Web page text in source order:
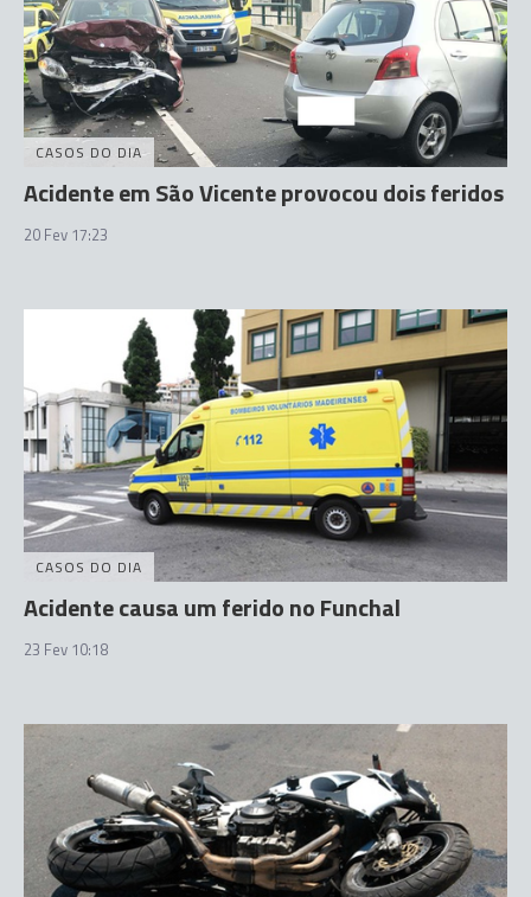
CASOS DO DIA
Acidente em São Vicente provocou dois feridos
20 Fev 17:23
CASOS DO DIA
Acidente causa um ferido no Funchal
23 Fev 10:18